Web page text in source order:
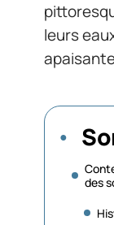
leurs
des